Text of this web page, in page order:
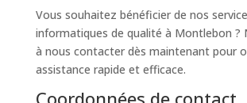
Vous souhaitez bénéficier de nos
informatiques de qualité à Montlebon ?
à nous contacter dès maintenant pour
assistance rapide et efficace.
Coordonnées de contact